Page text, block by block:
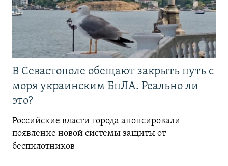
В Севастополе обещают закрыть путь с
моря украинским БпЛА. Реально ли
это?
Российские власти города анонсировали
появление новой системы защиты от
беспилотников